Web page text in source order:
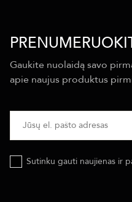
Gaukite nuolaidą savo
apie naujus produktus
Sutinku gauti naujienas ir